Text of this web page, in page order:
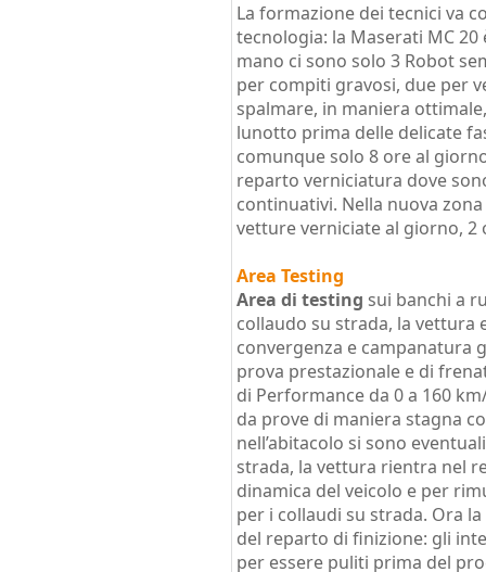
La formazione dei tecnici va
tecnologia: la Maserati MC
mano ci sono solo 3 Robot
per compiti gravosi, due per
spalmare, in maniera
lunotto prima delle delicate
comunque solo 8 ore al
reparto verniciatura dove
continuativi. Nella nuova
vetture verniciate al giorno,
Area Testing
Area di testing sui banchi a
collaudo su strada, la vettura
convergenza e campanatura
prova prestazionale e di
di Performance da 0 a 160
da prove di maniera stagna
nell’abitacolo si sono
strada, la vettura rientra nel
dinamica del veicolo e per
per i collaudi su strada. Ora
del reparto di finizione: gli
per essere puliti prima del